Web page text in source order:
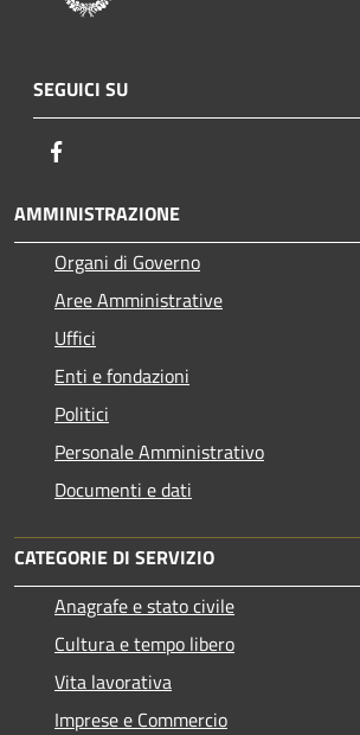
SEGUICI SU
AMMINISTRAZIONE
Organi di Governo
Aree Amministrative
Uffici
Enti e fondazioni
Politici
Personale Amministrativo
Documenti e dati
CATEGORIE DI SERVIZIO
Anagrafe e stato civile
Cultura e tempo libero
Vita lavorativa
Imprese e Commercio